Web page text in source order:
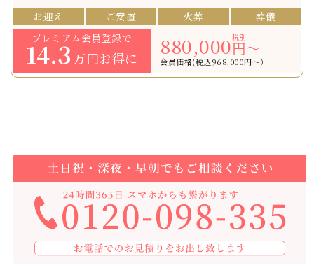
お迎え ご安置 火葬
葬儀
プレミアム会員登録で
14.3万円お得に 880,000税別
円〜
会員価格(税込968,000円〜）